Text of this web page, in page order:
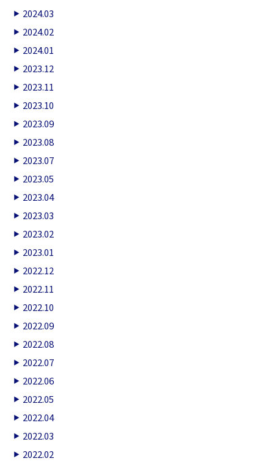
2024.03
2024.02
2024.01
2023.12
2023.11
2023.10
2023.09
2023.08
2023.07
2023.05
2023.04
2023.03
2023.02
2023.01
2022.12
2022.11
2022.10
2022.09
2022.08
2022.07
2022.06
2022.05
2022.04
2022.03
2022.02